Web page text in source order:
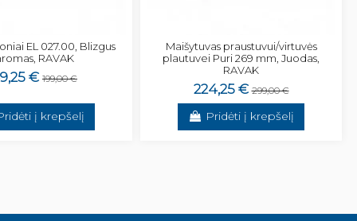
EL 027.00, Blizgus
RAVAK
€ 199,00 €
į krepšelį
Maišytuvas praustuvui/virtuvės
plautuvei Puri 269 mm, Juodas,
RAVAK
224,25 € 299,00 €
Pridėti į krepšelį